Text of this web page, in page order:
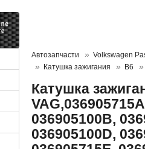
Автозапчасти
Volkswagen
Катушка зажигания
B6
Катушка
036905100B,
036905100D,